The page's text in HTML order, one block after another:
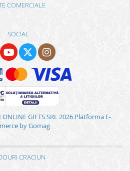
COMERCIALE
SOCIAL
GIFTS SRL 2026 Platforma E-
by Gomag
CRACIUN